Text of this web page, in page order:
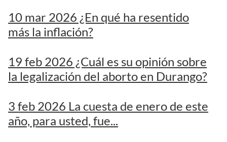
10 mar 2026 ¿En qué ha resentido
más la inflación?
19 feb 2026 ¿Cuál es su opinión sobre
la legalización del aborto en Durango?
3 feb 2026 La cuesta de enero de este
año, para usted, fue...